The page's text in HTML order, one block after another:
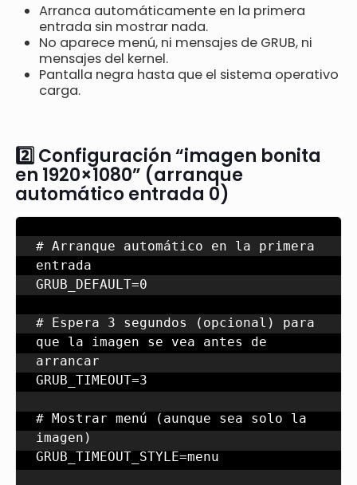
Arranca automáticamente en la primera
entrada sin mostrar nada.
No aparece menú, ni mensajes de GRUB, ni
mensajes del kernel.
Pantalla negra hasta que el sistema operativo
carga.
2️⃣ Configuración “imagen bonita
en 1920×1080” (arranque
automático entrada 0)
# Arranque automático en la primera
entrada
GRUB_DEFAULT=0
# Espera 3 segundos (opcional) para
que la imagen se vea antes de
arrancar
GRUB_TIMEOUT=3
# Mostrar menú (aunque sea solo la
imagen)
GRUB_TIMEOUT_STYLE=menu